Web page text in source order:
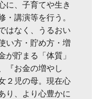
に、子育てや生き
・講演等を行う。
はなく、うるおい
い方・貯め方・増
が貯まる「体質」
『お金の増やし
２児の母。現在心
り、より心豊かに